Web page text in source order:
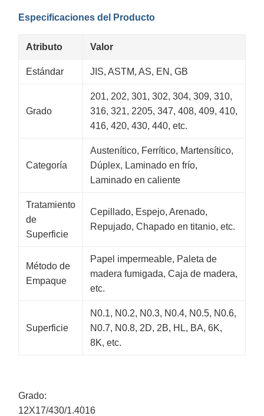
Especificaciones del Producto
Atributo Valor
Estándar JIS, ASTM, AS, EN, GB
Grado
201, 202, 301, 302, 304, 309, 310,
316, 321, 2205, 347, 408, 409, 410,
416, 420, 430, 440, etc.
Categoría
Austenítico, Ferrítico, Martensítico,
Dúplex, Laminado en frío,
Laminado en caliente
Tratamiento
de
Superficie
Cepillado, Espejo, Arenado,
Repujado, Chapado en titanio, etc.
Método de
Empaque
Papel impermeable, Paleta de
madera fumigada, Caja de madera,
etc.
Superficie
N0.1, N0.2, N0.3, N0.4, N0.5, N0.6,
N0.7, N0.8, 2D, 2B, HL, BA, 6K,
8K, etc.
Grado:
12X17/430/1.4016